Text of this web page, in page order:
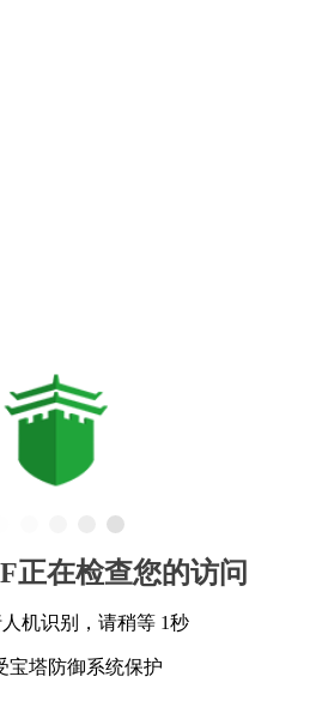
正在检查您的访问
机识别，请稍等 1秒
宝塔防御系统保护